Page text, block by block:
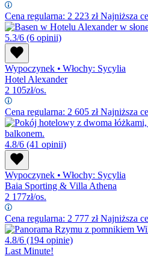
Cena regularna: 2 223 złNajniższa
5.3/6 (6 opinii)
Wypoczynek • Włochy: Sycylia
Hotel Alexander
2 105zł/os.
Cena regularna: 2 605 złNajniższa
4.8/6 (41 opinii)
Wypoczynek • Włochy: Sycylia
Baia Sporting & Villa Athena
2 177zł/os.
Cena regularna: 2 777 złNajniższa
4.8/6 (194 opinie)
Last Minute!